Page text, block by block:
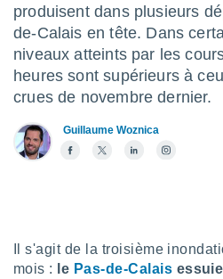
Vous
en
les
et
des
ACCEPTER
produisent dans plusieurs
de-Calais en tête. Dans
niveaux atteints par les
heures sont supérieurs à
crues de novembre dernier.
Guillaume Woznica
Il s'agit de la troisième
mois :
le Pas-de-Calais